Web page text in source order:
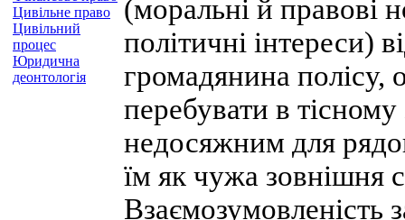
Цивільне право
Цивільний
процес
Юридична
деонтологія
(моральні й правові
політичні інтереси)
громадянина полісу,
перебувати в
недосяжним для
їм як чужа зовнішня
Взаємозумовленість